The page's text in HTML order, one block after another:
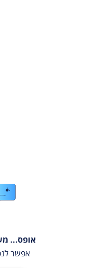
אופס...
אפשר